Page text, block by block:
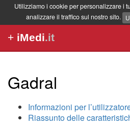
Utilizziamo i cookie per personalizzare i
analizzare il traffico sul nostro sito.
+ iMedi.it
Gadral
Informazioni per
Riassunto delle